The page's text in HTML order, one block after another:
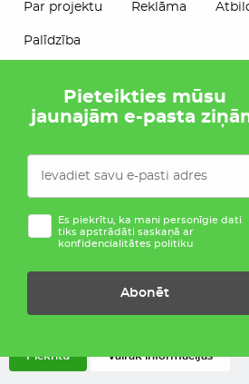
Par projektu Reklāma
Palīdzība
Tiek izmantoti sīkfaili, lai uzlabotu šīs
Piekrītu Vairāk informācijas
Pieteikties mūsu
jaunajām e-pasta
Es piekrītu, ka mani personīgie dati
tiks apstrādāti saskaņā ar
konfidencialitātes politiku
Abonēt